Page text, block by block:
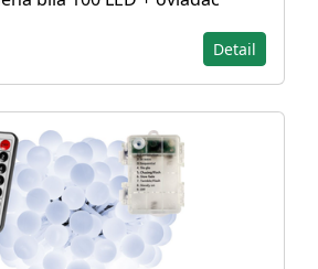
Detail